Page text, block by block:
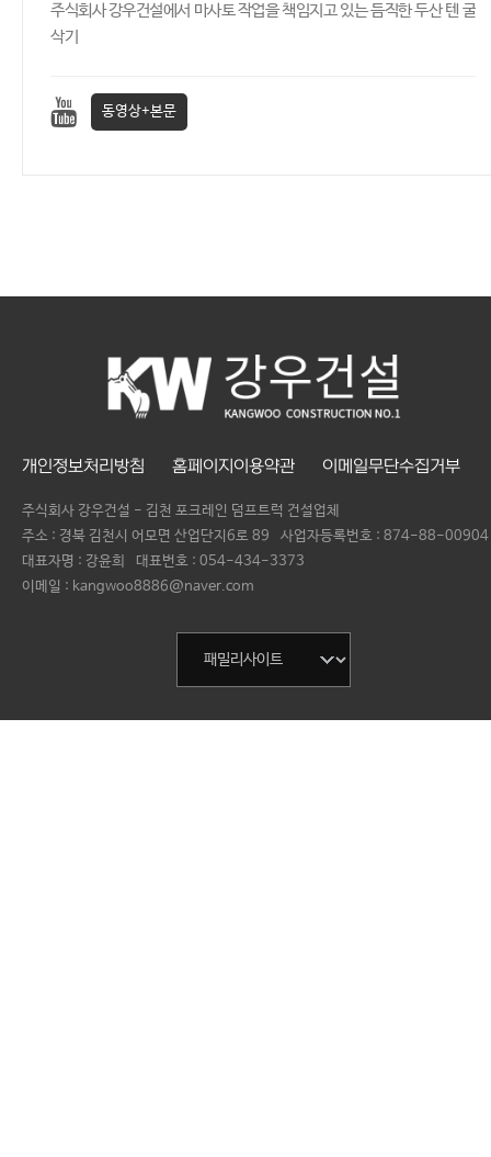
주식회사 강우건설에서 마사토 작업을 책임지고 있는 듬직한 두산 텐 굴
삭기
동영상+본문
개인정보처리방침 홈페이지이용약관 이메일무단수집거부
주식회사 강우건설 - 김천 포크레인 덤프트럭 건설업체
주소 : 경북 김천시 어모면 산업단지6로 89
사업자등록번호 : 874-88-00904
대표자명 : 강윤희 대표번호 : 054-434-3373
이메일 : kangwoo8886@naver.com